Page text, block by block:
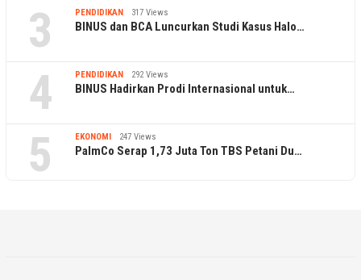
3 PENDIDIKAN 317 Views
BINUS dan BCA Luncurkan Studi Kasus Halo…
4 PENDIDIKAN 292 Views
BINUS Hadirkan Prodi Internasional untuk…
5 EKONOMI 247 Views
PalmCo Serap 1,73 Juta Ton TBS Petani Du…